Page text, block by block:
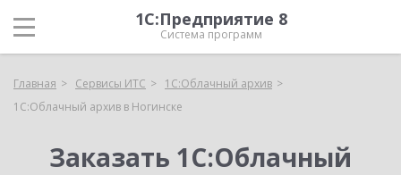
1С:Предприятие 8
Система программ
Главная Сервисы ИТС
1С:Облачный архив
1С:Облачный архив в Ногинске
Заказать 1С:Облачный